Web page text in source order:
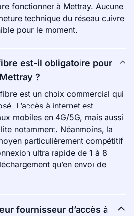
fonctionner à Mettray. Aucune
technique du réseau cuivre
pour le moment.
est-il obligatoire pour
?
est un choix commercial qui
L’accès à internet est
mobiles en 4G/5G, mais aussi
notamment. Néanmoins, la
particulièrement compétitif
ultra rapide de 1 à 8
qu’en envoi de
fournisseur d’accès à